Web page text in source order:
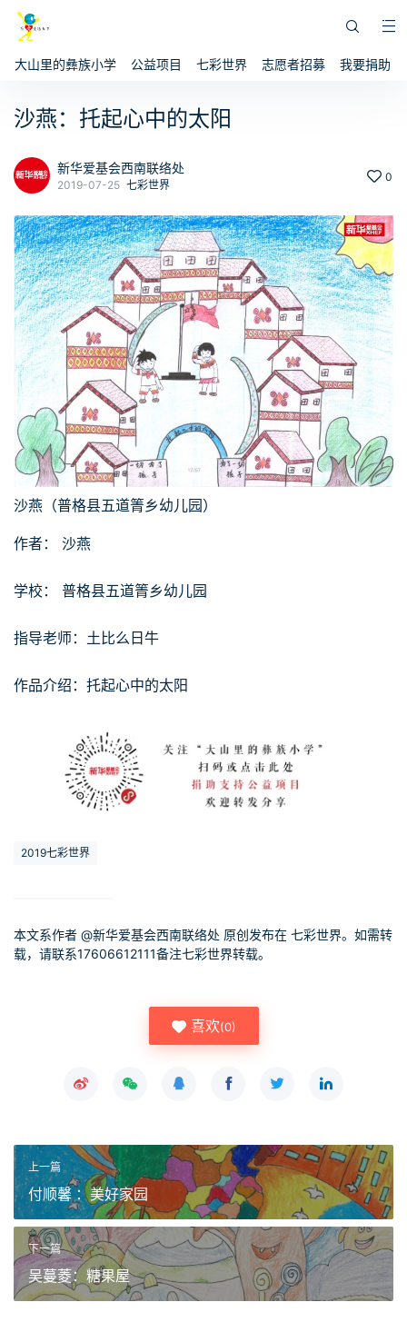
大山里的彝族小学 公益项目 七彩世界 志愿者招募 我要捐助
沙燕：托起心中的太阳
新华爱基会西南联络处
2019-07-25 七彩世界
0
沙燕（普格县五道箐乡幼儿园）
作者： 沙燕
学校： 普格县五道箐乡幼儿园
指导老师：土比么日牛
作品介绍：托起心中的太阳
2019七彩世界
本文系作者 @新华爱基会西南联络处 原创发布在 七彩世界。如需转
载，请联系17606612111备注七彩世界转载。
喜欢(0)
上一篇
付顺馨 ：美好家园
下一篇
吴蔓菱：糖果屋